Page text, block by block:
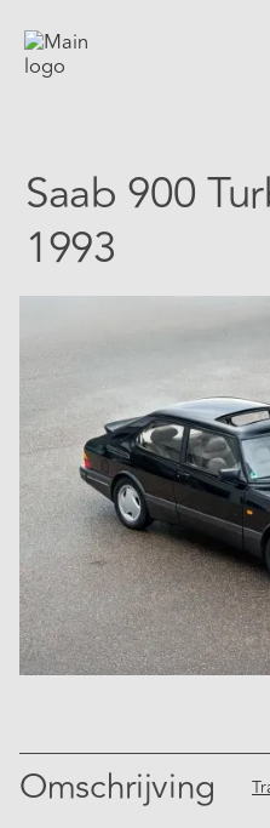
Saab 900
1993
Omschrijving